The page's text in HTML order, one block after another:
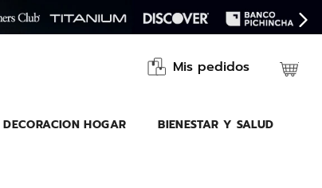
Mis pedidos
DECORACION HOGAR BIENESTAR Y SALUD